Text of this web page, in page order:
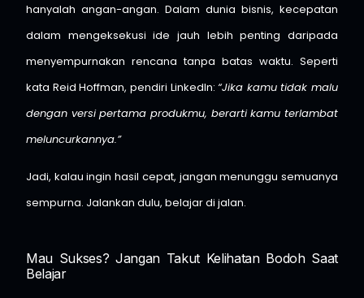
hanyalah angan-angan. Dalam dunia bisnis, kecepatan
dalam mengeksekusi ide jauh lebih penting daripada
menyempurnakan rencana tanpa batas waktu. Seperti
kata Reid Hoffman, pendiri LinkedIn:“Jika kamu tidak malu
dengan versi pertama produkmu, berarti kamu terlambat
meluncurkannya.”
Jadi, kalau ingin hasil cepat, jangan menunggu semuanya
sempurna. Jalankan dulu, belajar di jalan.
Mau Sukses? Jangan Takut Kelihatan Bodoh Saat
Belajar